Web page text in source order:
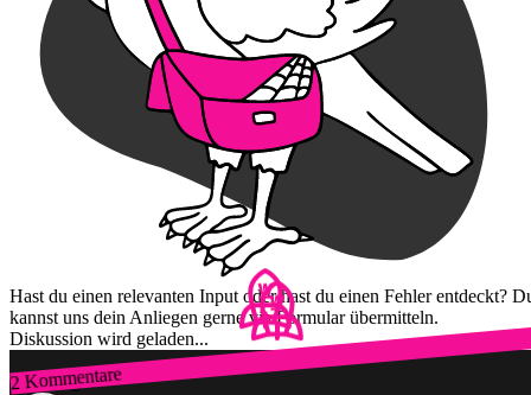
Hast du einen relevanten Input oder hast du einen Fehler entdeckt?
kannst uns dein Anliegen gerne via Formular übermitteln.
Diskussion wird geladen...
2 Kommentare
Zum Login